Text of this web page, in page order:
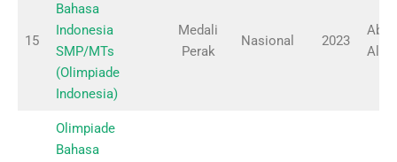
15
Bahasa
Indonesia
SMP/MTs
(Olimpiade
Indonesia)
Medali
Perak
Nasional 2023
Aby
Al-
Olimpiade
Bahasa